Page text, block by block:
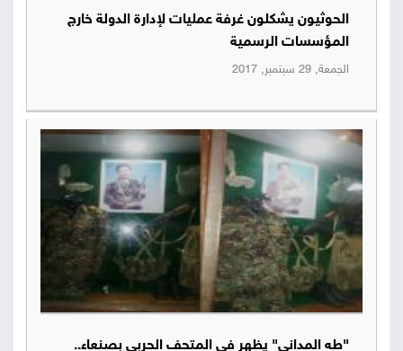
الحوثيون يشكلون غرفة عمليات لإدارة الدولة خارج
المؤسسات الرسمية
الجمعة, 29 سبتمبر, 2017
"طه المداني" يظهر في المتحف الحربي بصنعاء..